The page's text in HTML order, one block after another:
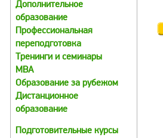
Дополнительное
образование
Профессиональная
переподготовка
Тренинги и семинары
MBA
Образование за рубежом
Дистанционное
образование
Подготовительные курсы